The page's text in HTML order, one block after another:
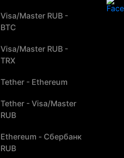
Visa/Master RUB -
BTC
Visa/Master RUB -
TRX
Tether - Ethereum
Tether - Visa/Master
RUB
Ethereum - Сбербанк
RUB